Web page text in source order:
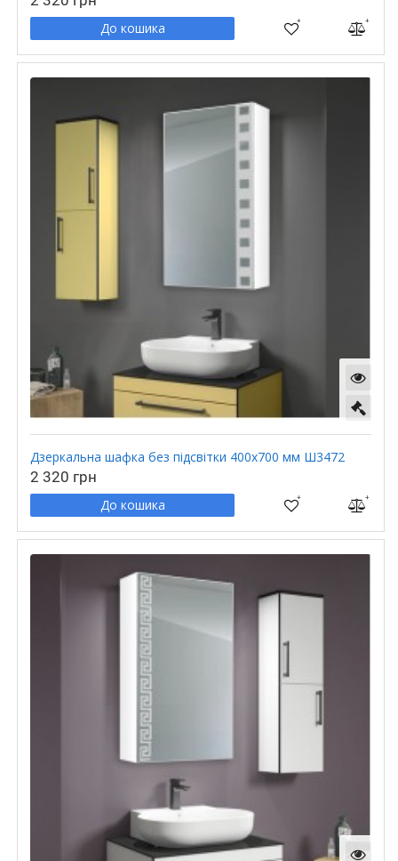
До кошика
Дзеркальна шафка без підсвітки 400х700 мм Ш3472
2 320 грн
До кошика